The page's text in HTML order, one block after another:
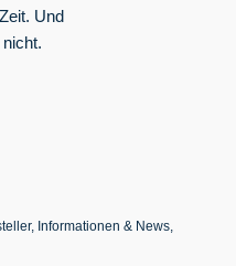
Und
, Informationen & News,